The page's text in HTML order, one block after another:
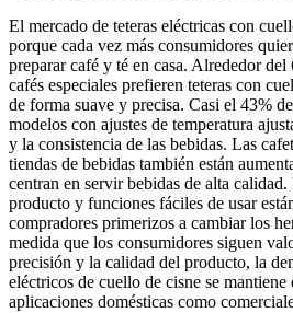
El mercado de teteras eléctricas con
porque cada vez más consumidores
preparar café y té en casa. Alrededor
cafés especiales prefieren teteras con
de forma suave y precisa. Casi el 43%
modelos con ajustes de temperatura
y la consistencia de las bebidas. Las
tiendas de bebidas también están
centran en servir bebidas de alta
producto y funciones fáciles de usar
compradores primerizos a cambiar los
medida que los consumidores siguen
precisión y la calidad del producto, la
eléctricos de cuello de cisne se mantiene
aplicaciones domésticas como